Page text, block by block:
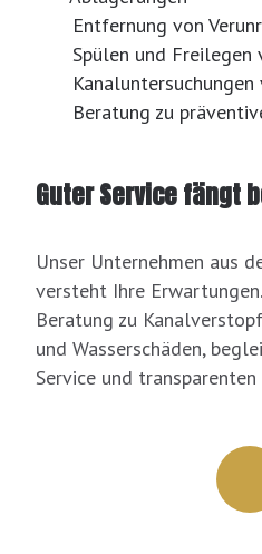
Entfernung von
Spülen und Freilegen
Beratung zu
Guter Service fängt
Unser Unternehmen aus
versteht Ihre
Beratung zu
und Wasserschäden,
Service und transparenten